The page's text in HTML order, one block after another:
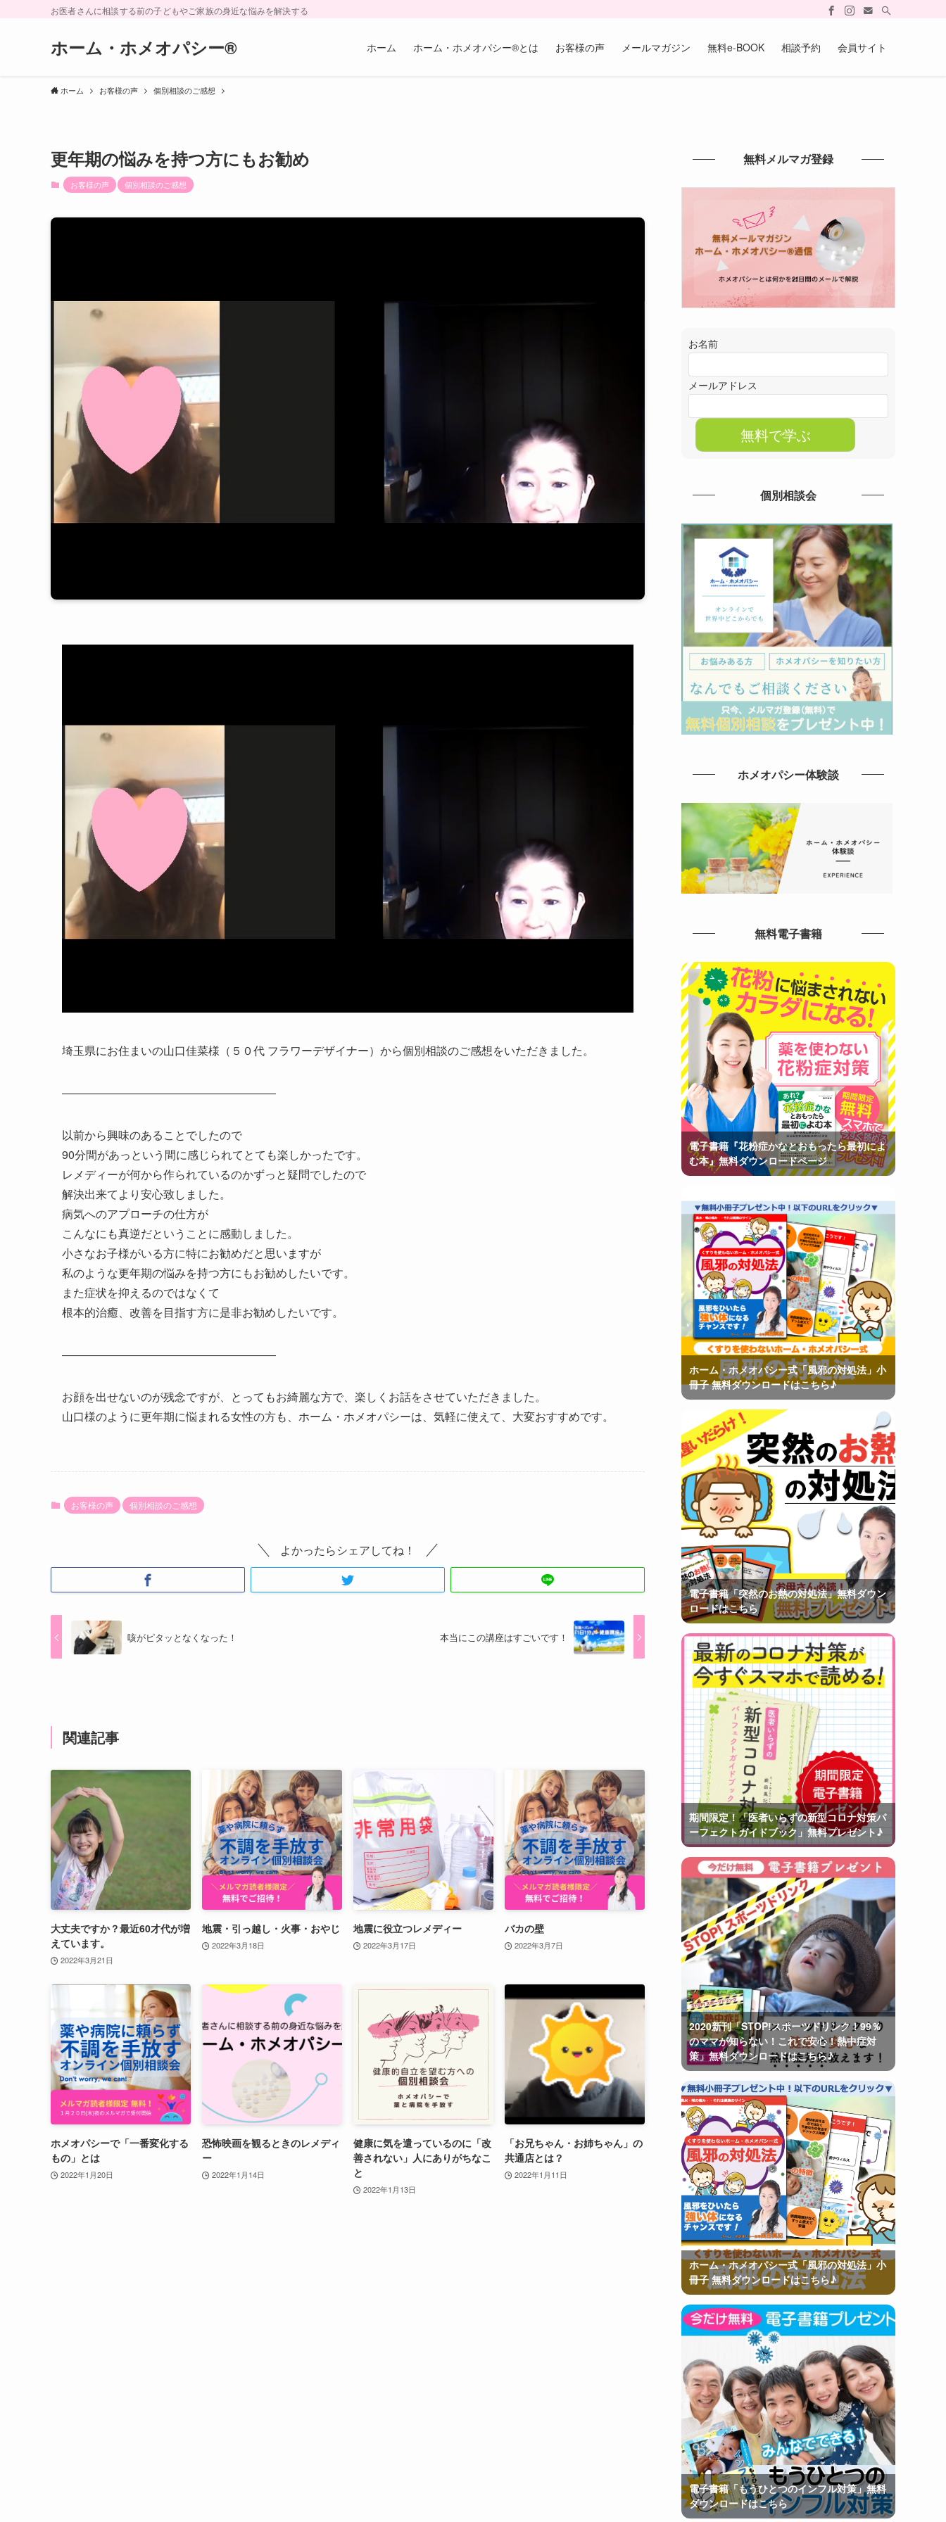
お医者さんに相談する前の子どもやご家族の身近な悩みを解決する
ホーム・ホメオパシー®︎ ホーム ホーム・ホメオパシー®︎とは お客様の声 メールマガジン 無料e-BOOK 相談予約 会員サイト
ホーム お客様の声 個別相談のご感想
更年期の悩みを持つ方にもお勧め
お客様の声 個別相談のご感想
埼玉県にお住まいの山口佳菜様（５０代 フラワーデザイナー）から個別相談のご感想をいただきました。
―――――――――――――――――――
以前から興味のあることでしたので
90分間があっという間に感じられてとても楽しかったです。
レメディーが何から作られているのかずっと疑問でしたので
解決出来てより安心致しました。
病気へのアプローチの仕方が
こんなにも真逆だということに感動し ました。
小さなお子様がいる方に特にお勧めだと思いますが
私のような更年期の悩みを持つ方にもお勧めしたいです。
また症状を抑えるのではなくて
根本的治癒、改善を目指す方に是非お勧めしたいです。
―――――――――――――――――――
お顔を出せないのが残念ですが、とってもお綺麗な方で、楽しくお話をさせていただきました。
山口様のように更年期に悩まれる女性の方も、ホーム・ホメオパシーは、気軽に使えて、大変おすすめです。
お客様の声 個別相談のご感想
よかったらシェアしてね！
咳がピタッとなくなった！ 本当にこの講座はすごいです！
関連記事
大丈夫ですか？最近60才代が増
えています。
2022年3月21日
地震・引っ越し・火事・おやじ
2022年3月18日
地震に役立つレメディー
2022年3月17日
バカの壁
2022年3月7日
ホメオパシーで「一番変化する
もの」とは
2022年1月20日
恐怖映画を観るときのレメディ
ー
2022年1月14日
健康に気を遣っているのに「改
善されない」人にありがちなこ
と
2022年1月13日
「お兄ちゃん・お姉ちゃん」の
共通店とは？
2022年1月11日
無料メルマガ登録
お名前
メールアドレス
個別相談会
ホメオパシー体験談
無料電子書籍
電子書籍『花粉症かなとおもったら最初によ
む本』無料ダウンロードページ
ホーム・ホメオパシー式「風邪の対処法」小
冊子 無料ダウンロードはこちら♪
電子書籍「突然のお熱の対処法」無料ダウン
ロードはこちら
期間限定！「医者いらずの新型コロナ対策パ
ーフェクトガイドブック」無料プレゼント♪
2020新刊「STOP!スポーツドリンク！99％
のママが知らない！これで安心！熱中症対
策」無料ダウンロードはこちら♪
ホーム・ホメオパシー式「風邪の対処法」小
冊子 無料ダウンロードはこちら♪
電子書籍「もうひとつのインフル対策」無料
ダウンロードはこちら